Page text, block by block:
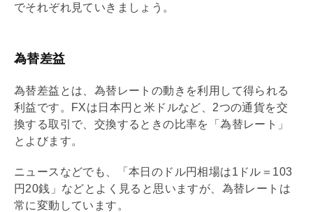
でそれぞれ見ていきましょう。
為替差益
為替差益とは、為替レートの動きを利用して得られる
利益です。FXは日本円と米ドルなど、2つの通貨を交
換する取引で、交換するときの比率を「為替レート」
とよびます。
ニュースなどでも、「本日のドル円相場は1ドル＝103
円20銭」などとよく見ると思いますが、為替レートは
常に変動しています。